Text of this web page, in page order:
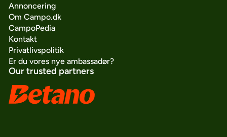
Annoncering
Om Campo.dk
CampoPedia
Kontakt
Privatlivspolitik
Er du vores nye ambassadør?
Our trusted partners